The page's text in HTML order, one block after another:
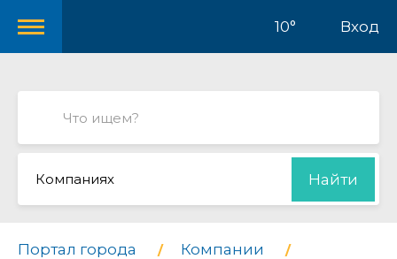
10° Вход
Компаниях Найти
Портал города
Компании